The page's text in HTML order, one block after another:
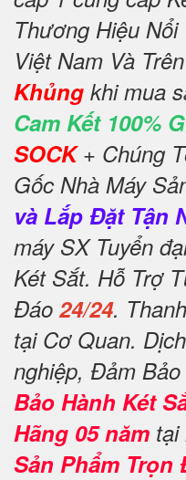
Thương Hiệu
Việt Nam Và
Khủng khi mua
Cam Kết 100%
SOCK+ Chúng
Gốc Nhà Máy
và Lắp Đặt Tận
máy SX Tuyển
Két Sắt. Hỗ Trợ
Đáo 24/24.
tại Cơ Quan.
nghiệp, Đảm
Bảo Hành Két
Hãng 05 năm tại
Sản Phẩm Trọn